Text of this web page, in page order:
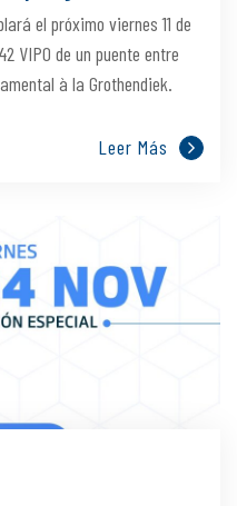
el próximo viernes 11 de
VIPO de un puente entre
à la Grothendiek.
Leer Más